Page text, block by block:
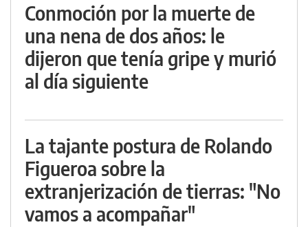
Conmoción por la muerte de
una nena de dos años: le
dijeron que tenía gripe y murió
al día siguiente
La tajante postura de Rolando
Figueroa sobre la
extranjerización de tierras: "No
vamos a acompañar"